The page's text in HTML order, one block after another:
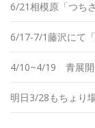
6/21相模原「つち
6/17-7/1藤沢にて
4/10~4/19 青展開
明日3/28もちょり